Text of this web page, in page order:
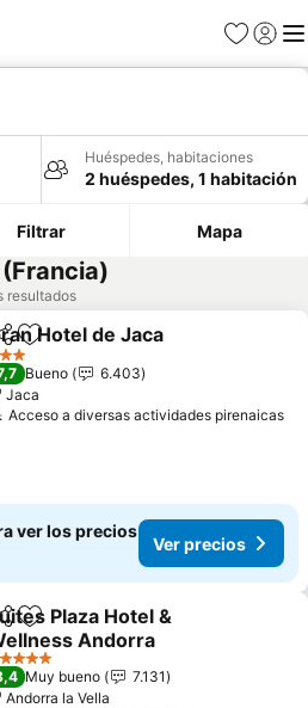
Favoritos
Iniciar
Huéspedes, habitaciones
2 huéspedes, 1 habitación
Filtrar Mapa
resultados
Añadir a favoritos
Hotel de Jaca
Bueno
6.403
Jaca
Acceso a diversas actividades pirenaicas
ver los precios
Ver precios
Añadir a favoritos
Plaza Hotel &
Andorra
precios
Muy bueno
7.131
Andorra la Vella